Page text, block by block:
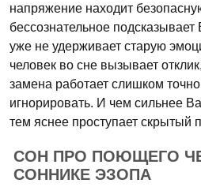
напряжение находит
бессознательное
уже не удерживает старую
человек во сне вызывает
замена работает слишком
игнорировать. И чем сильнее
тем яснее проступает скрытый
СОН ПРО ПОЮЩЕГО
СОННИКЕ ЭЗОПА